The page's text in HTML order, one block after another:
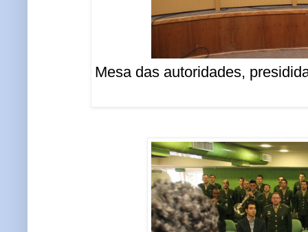
Mesa das autoridades,